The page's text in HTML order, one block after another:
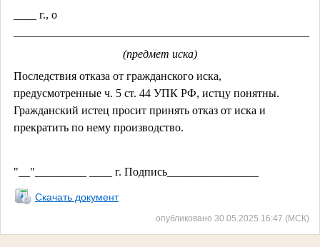
____ г., о
(предмет иска)
Последствия отказа от гражданского иска,
предусмотренные ч. 5 ст. 44 УПК РФ, истцу понятны.
Гражданский истец просит принять отказ от иска и
прекратить по нему производство.
"__"_________ ____ г. Подпись________________
Скачать документ
опубликовано 30.05.2025 16:47 (МСК)